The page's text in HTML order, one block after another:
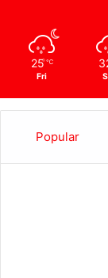
25 ℃
Fri
Popular